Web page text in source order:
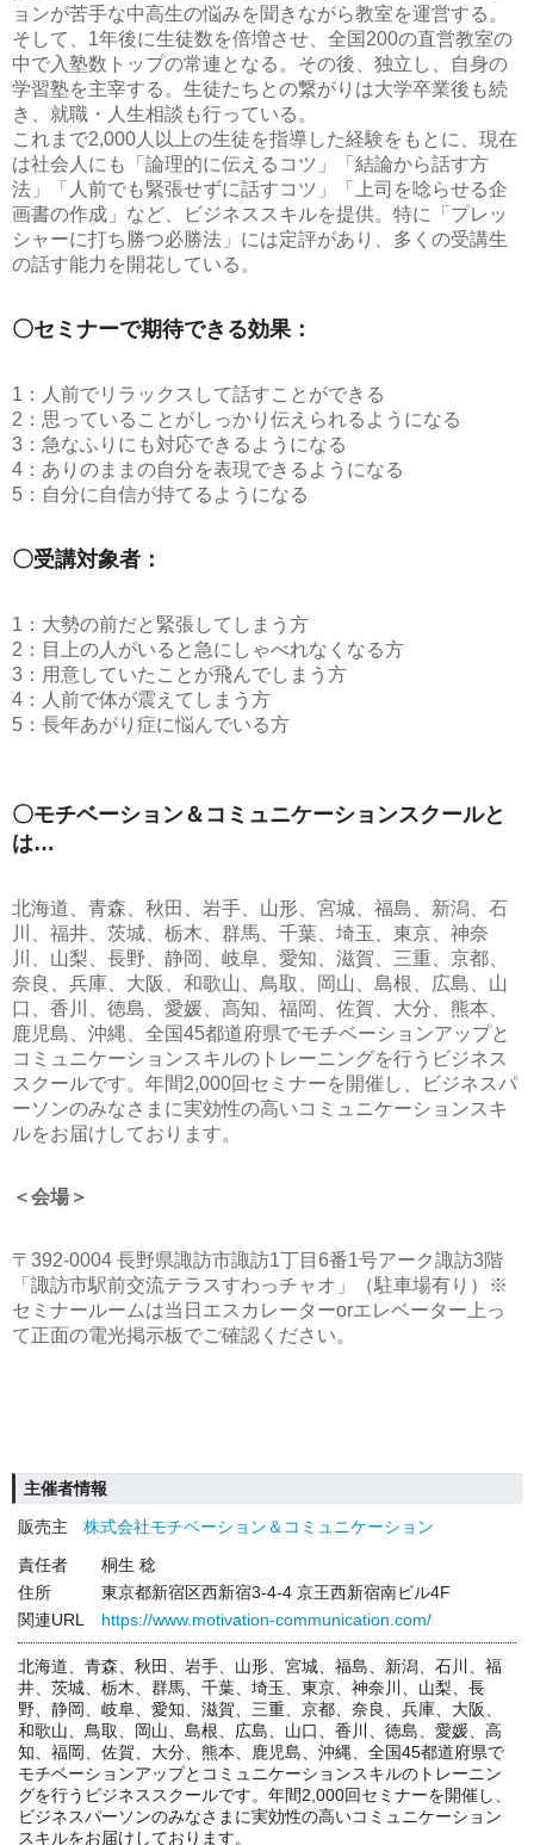
ョンが苦手な中高生の悩みを聞きながら教室を運営する。
そして、1年後に生徒数を倍増させ、全国200の直営教室の
中で入塾数トップの常連となる。その後、独立し、自身の
学習塾を主宰する。生徒たちとの繋がりは大学卒業後も続
き、就職・人生相談も行っている。
これまで2,000人以上の生徒を指導した経験をもとに、現在
は社会人にも「論理的に伝えるコツ」「結論から話す方
法」「人前でも緊張せずに話すコツ」「上司を唸らせる企
画書の作成」など、ビジネススキルを提供。特に「プレッ
シャーに打ち勝つ必勝法」には定評があり、多くの受講生
の話す能力を開花している。
〇セミナーで期待できる効果：
1：人前でリラックスして話すことができる
2：思っていることがしっかり伝えられるようになる
3：急なふりにも対応できるようになる
4：ありのままの自分を表現できるようになる
5：自分に自信が持てるようになる
〇受講対象者：
1：大勢の前だと緊張してしまう方
2：目上の人がいると急にしゃべれなくなる方
3：用意していたことが飛んでしまう方
4：人前で体が震えてしまう方
5：長年あがり症に悩んでいる方
〇モチベーション＆コミュニケーションスクールと
は…
北海道、青森、秋田、岩手、山形、宮城、福島、新潟、石
川、福井、茨城、栃木、群馬、千葉、埼玉、東京、神奈
川、山梨、長野、静岡、岐阜、愛知、滋賀、三重、京都、
奈良、兵庫、大阪、和歌山、鳥取、岡山、島根、広島、山
口、香川、徳島、愛媛、高知、福岡、佐賀、大分、熊本、
鹿児島、沖縄、全国45都道府県でモチベーションアップと
コミュニケーションスキルのトレーニングを行うビジネス
スクールです。年間2,000回セミナーを開催し、ビジネスパ
ーソンのみなさまに実効性の高いコミュニケーションスキ
ルをお届けしております。
＜会場＞
〒392-0004 長野県諏訪市諏訪1丁目6番1号アーク諏訪3階
「諏訪市駅前交流テラスすわっチャオ」（駐車場有り）※
セミナールームは当日エスカレーターorエレベーター上っ
て正面の電光掲示板でご確認ください。
主催者情報
販売主
株式会社モチベーション＆コミュニケーション
責任者
桐生 稔
住所
東京都新宿区西新宿3-4-4 京王西新宿南ビル4F
関連URL
https://www.motivation-communication.com/
北海道、青森、秋田、岩手、山形、宮城、福島、新潟、石川、福
井、茨城、栃木、群馬、千葉、埼玉、東京、神奈川、山梨、長
野、静岡、岐阜、愛知、滋賀、三重、京都、奈良、兵庫、大阪、
和歌山、鳥取、岡山、島根、広島、山口、香川、徳島、愛媛、高
知、福岡、佐賀、大分、熊本、鹿児島、沖縄、全国45都道府県で
モチベーションアップとコミュニケーションスキルのトレーニン
グを行うビジネススクールです。年間2,000回セミナーを開催し、
ビジネスパーソンのみなさまに実効性の高いコミュニケーション
スキルをお届けしております。